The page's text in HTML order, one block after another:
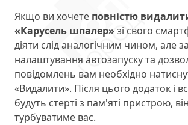
Якщо ви хочете повністю
«Карусель шпалер»зі свого
діяти слід аналогічним чином, але
налаштування автозапуску та
повідомлень вам необхідно
«Видалити». Після цього додаток і
будуть стерті з пам'яті пристрою,
турбуватиме вас.